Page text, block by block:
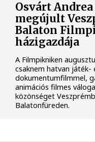
Osvárt Andrea
megújult
Balaton
házigazdája
A Filmpikniken
csaknem hatvan játék-
dokumentumfilmmel,
animációs filmes
közönséget
Balatonfüreden.